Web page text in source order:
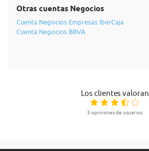
Otras cuentas Negocios
Cuenta Negocios Empresas IberCaja
Cuenta Negocios BBVA
Los clientes valoran
3 opiniones de usuarios